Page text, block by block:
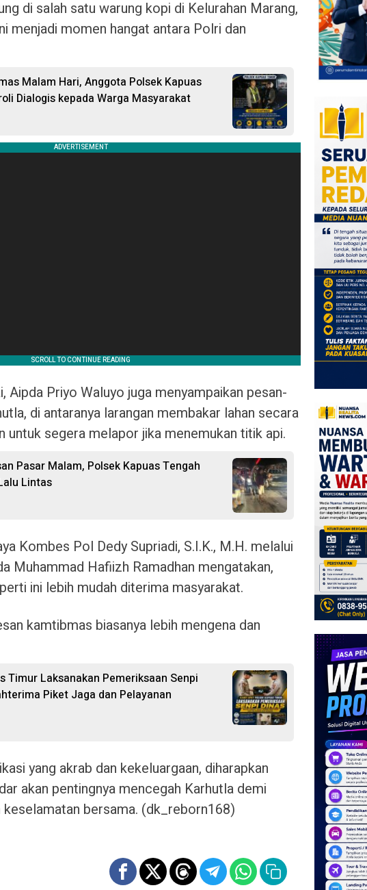
di salah satu warung kopi di Kelurahan Marang,
menjadi momen hangat antara Polri dan
Malam Hari, Anggota Polsek Kapuas
Dialogis kepada Warga Masyarakat
Aipda Priyo Waluyo juga menyampaikan pesan-
di antaranya larangan membakar lahan secara
untuk segera melapor jika menemukan titik api.
Pasar Malam, Polsek Kapuas Tengah
Lintas
Kombes Pol Dedy Supriadi, S.I.K., M.H. melalui
Muhammad Hafiizh Ramadhan mengatakan,
ini lebih mudah diterima masyarakat.
kamtibmas biasanya lebih mengena dan
Timur Laksanakan Pemeriksaan Senpi
Piket Jaga dan Pelayanan
yang akrab dan kekeluargaan, diharapkan
akan pentingnya mencegah Karhutla demi
keselamatan bersama. (dk_reborn168)